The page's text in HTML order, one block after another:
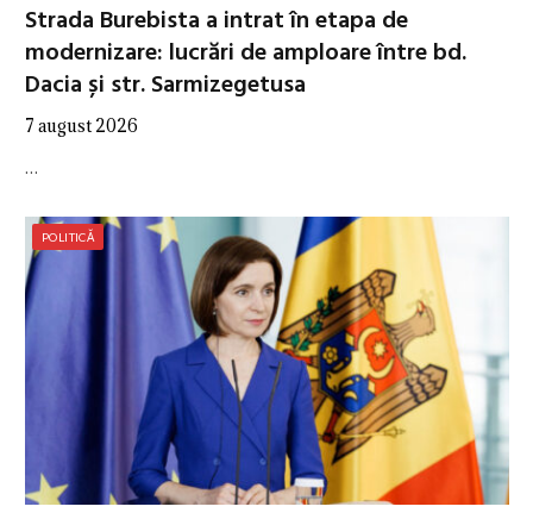
Strada Burebista a intrat în etapa de
modernizare: lucrări de amploare între bd.
Dacia și str. Sarmizegetusa
7 august 2026
…
POLITICĂ